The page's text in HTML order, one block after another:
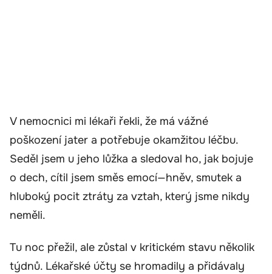
V nemocnici mi lékaři řekli, že má vážné
poškození jater a potřebuje okamžitou léčbu.
Seděl jsem u jeho lůžka a sledoval ho, jak bojuje
o dech, cítil jsem směs emocí—hněv, smutek a
hluboký pocit ztráty za vztah, který jsme nikdy
neměli.
Tu noc přežil, ale zůstal v kritickém stavu několik
týdnů. Lékařské účty se hromadily a přidávaly